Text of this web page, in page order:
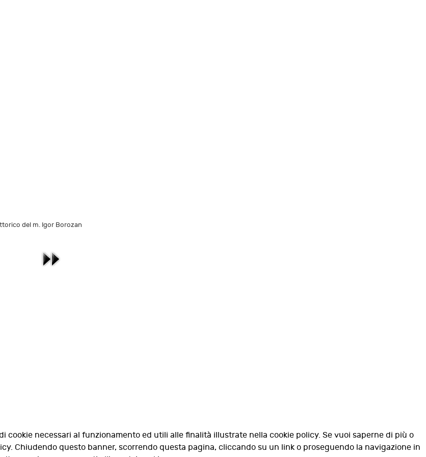
del m. Igor Borozan
necessari al funzionamento ed utili alle finalità illustrate nella cookie policy. Se vuoi saperne di più o
Chiudendo questo banner, scorrendo questa pagina, cliccando su un link o proseguendo la navigazione in